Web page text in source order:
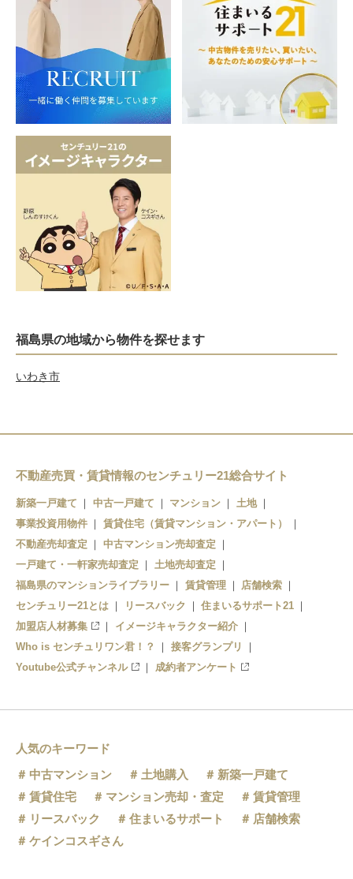
福島県の地域から物件を探せます
いわき市
不動産売買・賃貸情報のセンチュリー21総合サイト
新築一戸建て 中古一戸建て マンション
土地
事業投資用物件
賃貸住宅（賃貸マンション・アパート）
不動産売却査定
中古マンション売却査定
一戸建て・一軒家売却査定
土地売却査定
福島県のマンションライブラリー
賃貸管理
店舗検索
センチュリー21とは
リースバック
住まいるサポート21
加盟店人材募集
イメージキャラクター紹介
Who is センチュリワン君！？
接客グランプリ
Youtube公式チャンネル
成約者アンケート
人気のキーワード
中古マンション
土地購入
新築一戸建て
賃貸住宅
マンション売却・査定
賃貸管理
リースバック
住まいるサポート
店舗検索
ケインコスギさん